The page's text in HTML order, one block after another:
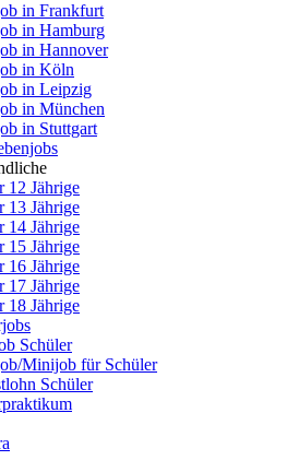
in Frankfurt
in Hamburg
in Hannover
in Köln
in Leipzig
in München
in Stuttgart
12 Jährige
13 Jährige
14 Jährige
15 Jährige
16 Jährige
17 Jährige
18 Jährige
Schüler
Minijob für Schüler
Schüler